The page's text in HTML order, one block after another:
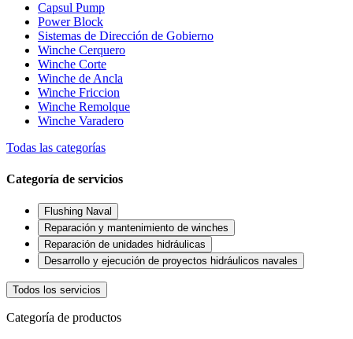
Capsul Pump
Power Block
Sistemas de Dirección de Gobierno
Winche Cerquero
Winche Corte
Winche de Ancla
Winche Friccion
Winche Remolque
Winche Varadero
Todas las categorías
Categoría de servicios
Flushing Naval
Reparación y mantenimiento de winches
Reparación de unidades hidráulicas
Desarrollo y ejecución de proyectos hidráulicos navales
Todos los servicios
Categoría de productos